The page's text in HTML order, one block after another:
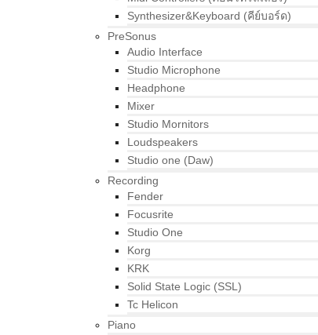
Synthesizer&Keyboard (คีย์บอร์ด)
PreSonus
Audio Interface
Studio Microphone
Headphone
Mixer
Studio Mornitors
Loudspeakers
Studio one (Daw)
Recording
Fender
Focusrite
Studio One
Korg
KRK
Solid State Logic (SSL)
Tc Helicon
Piano